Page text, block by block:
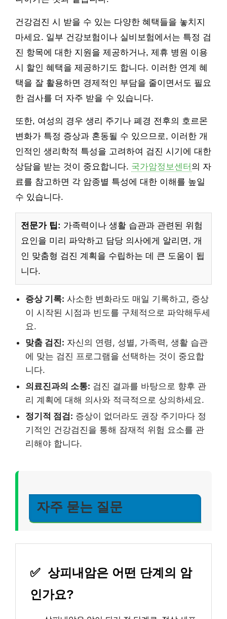
건강검진 시 받을 수 있는 다양한 혜택들을 놓치지
마세요. 일부 건강보험이나 실비보험에서는 특정 검
진 항목에 대한 지원을 제공하거나, 제휴 병원 이용
시 할인 혜택을 제공하기도 합니다. 이러한 연계 혜
택을 잘 활용하면 경제적인 부담을 줄이면서도 필요
한 검사를 더 자주 받을 수 있습니다.
또한, 여성의 경우 생리 주기나 폐경 전후의 호르몬
변화가 특정 증상과 혼동될 수 있으므로, 이러한 개
인적인 생리학적 특성을 고려하여 검진 시기에 대한
상담을 받는 것이 중요합니다. 국가암정보센터 의 자
료를 참고하면 각 암종별 특성에 대한 이해를 높일
수 있습니다.
전문가 팁: 가족력이나 생활 습관과 관련된 위험
요인을 미리 파악하고 담당 의사에게 알리면, 개
인 맞춤형 검진 계획을 수립하는 데 큰 도움이 됩
니다.
증상 기록: 사소한 변화라도 매일 기록하고, 증상
이 시작된 시점과 빈도를 구체적으로 파악해두세
요.
맞춤 검진: 자신의 연령, 성별, 가족력, 생활 습관
에 맞는 검진 프로그램을 선택하는 것이 중요합
니다.
의료진과의 소통: 검진 결과를 바탕으로 향후 관
리 계획에 대해 의사와 적극적으로 상의하세요.
정기적 점검: 증상이 없더라도 권장 주기마다 정
기적인 건강검진을 통해 잠재적 위험 요소를 관
리해야 합니다.
자주 묻는 질문
✅ 상피내암은 어떤 단계의 암
인가요?